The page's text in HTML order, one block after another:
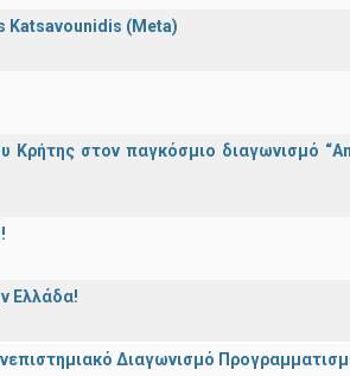
Katsavounidis (Meta)
Κρήτης στον παγκόσμιο διαγωνισμό
Ελλάδα!
Διαγωνισμό